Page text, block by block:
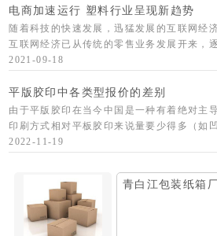
电商加速运行 塑料行业呈现新趋势
随着科技的快速发展，迅猛发展的互联网经
互联网经济已从传统的零售业务发展开来，
域，互联网具有高效、集约、便捷和参与群
2021-09-18
平版胶印中各类型报价的差别
由于平版胶印在当今中国是一种有着绝对主
印刷方式相对平板胶印来说量要少得多（如
并且计价方法也比较繁琐，所以我们日常嗦
2022-11-19
青白江包装纸箱